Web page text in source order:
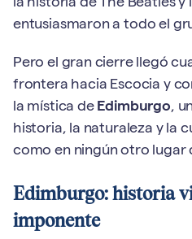
la historia de The Beatles y
entusiasmaron a todo el
Pero el gran cierre llegó
frontera hacia Escocia y
la mística de Edimburgo,
historia, la naturaleza y la
como en ningún otro lugar
Edimburgo: historia
imponente